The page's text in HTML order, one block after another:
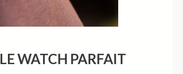
WATCH PARFAIT